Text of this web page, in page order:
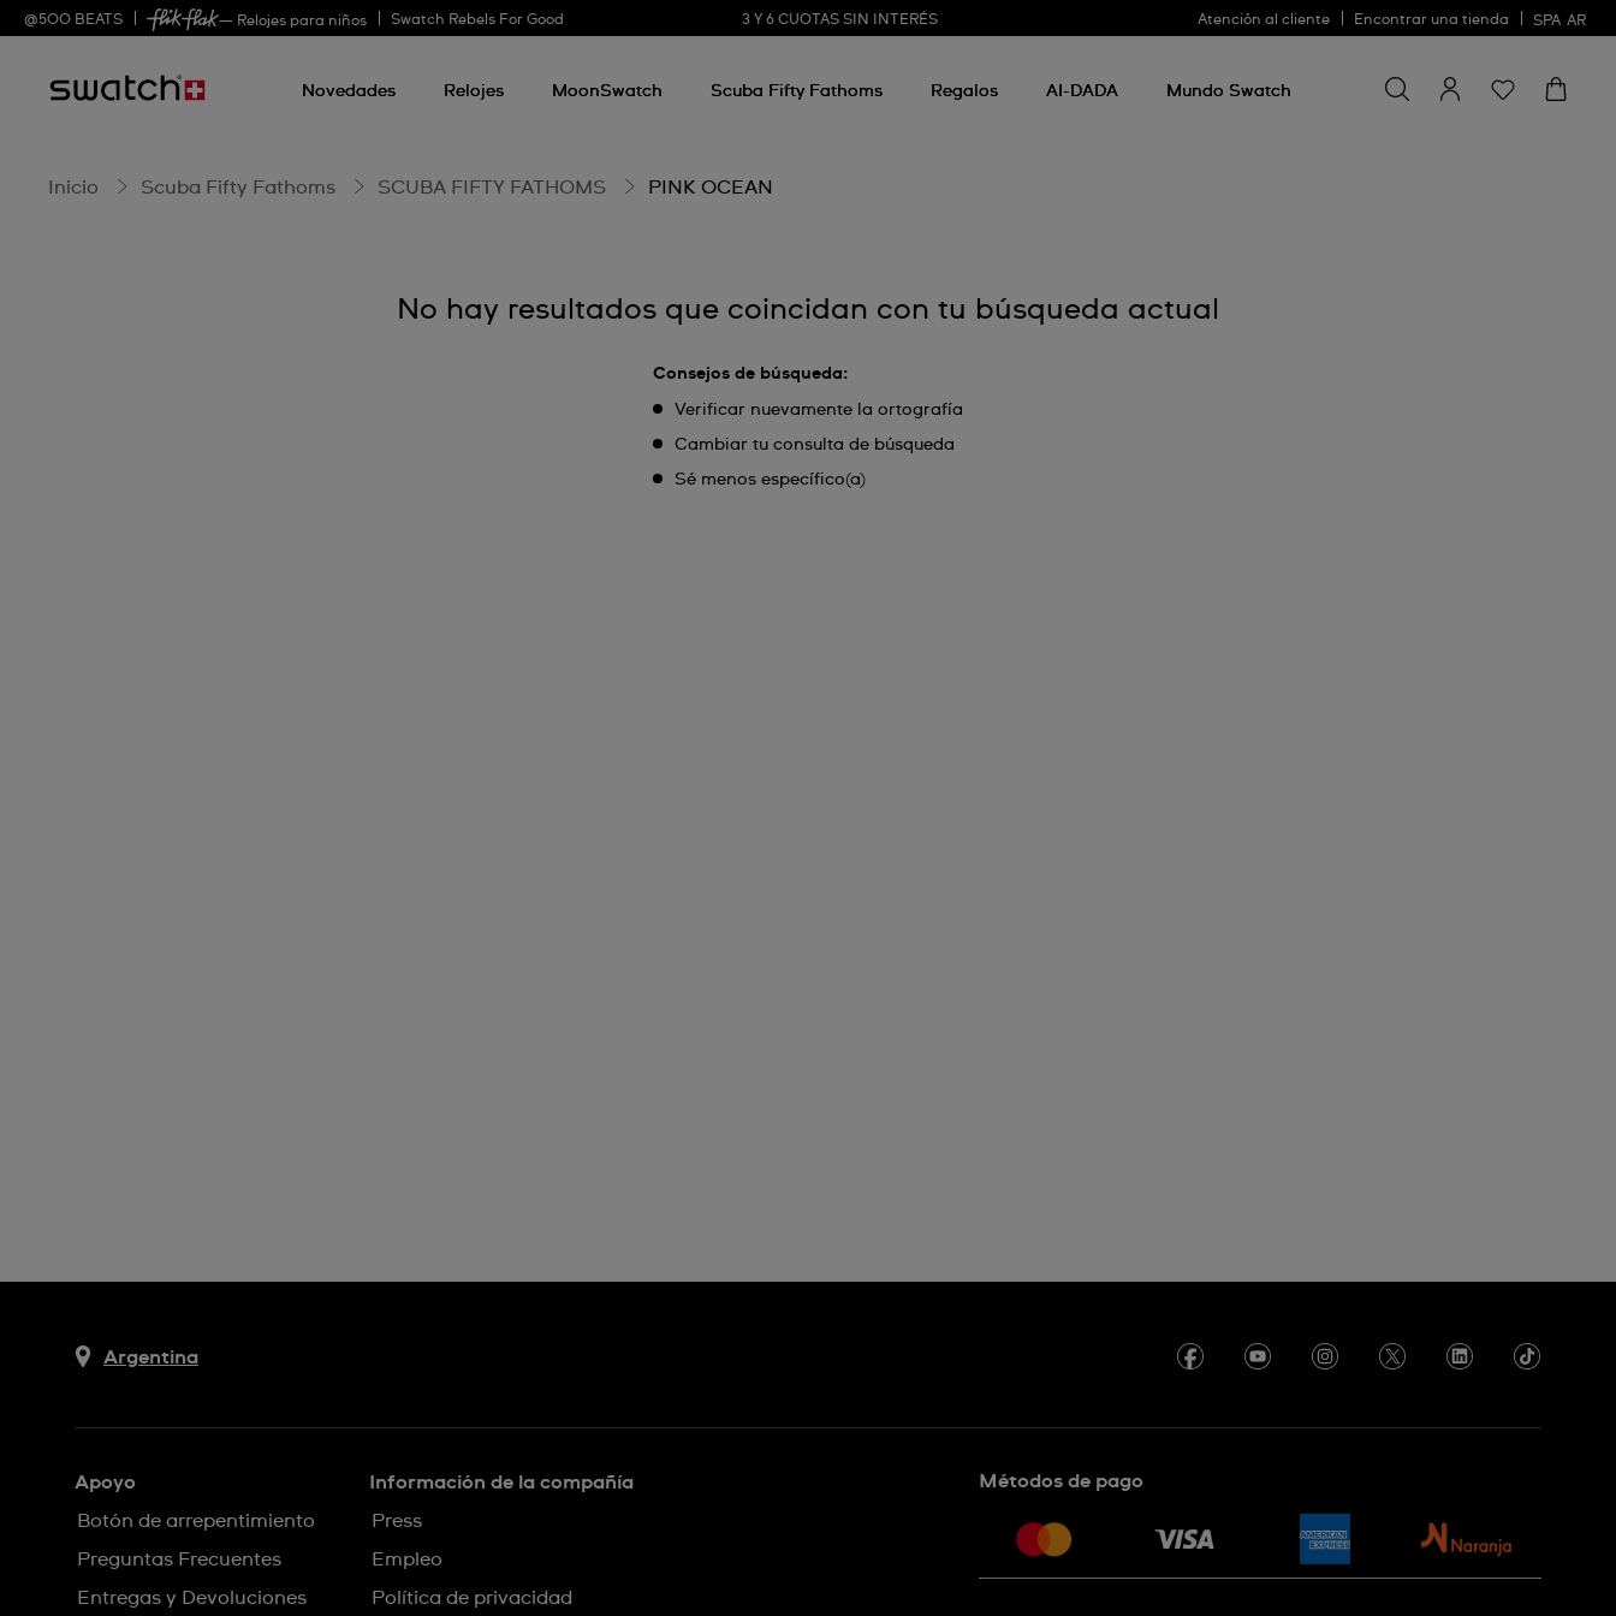
@500 BEATS — Relojes para niños Swatch Rebels For Good 3 Y 6 CUOTAS SIN INTERÉS Atención al cliente Encontrar una tienda SPA AR
Novedades Relojes MoonSwatch Scuba Fifty Fathoms Regalos AI-DADA Mundo Swatch
algo
PINK
OCEAN
Inicio Scuba Fifty Fathoms SCUBA FIFTY FATHOMS PINK OCEAN
No hay resultados que coincidan con tu búsqueda actual
Consejos de búsqueda:
Verificar nuevamente la ortografía
Cambiar tu consulta de búsqueda
Sé menos específico(a)
Argentina
Apoyo
Botón de arrepentimiento
Preguntas Frecuentes
Entregas y Devoluciones
Información de la compañía
Press
Empleo
Política de privacidad
Métodos de pago